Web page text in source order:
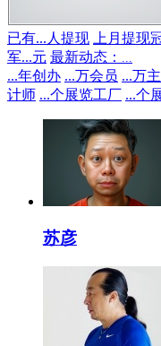
已有... 人提现 上月提现
军...元 最新动态：
...年创办 ...万会员 ...万
计师 ...个展览工厂 ...个
苏彦